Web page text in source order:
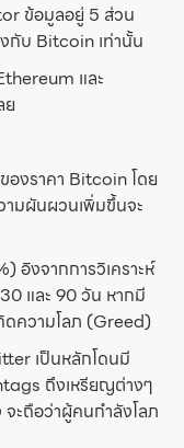
ข้อมูลอยู่ 5 ส่วน
กับ Bitcoin เท่านั้น
และ
ย
งราคา Bitcoin โดย
ามผันผวนเพิ่มขึ้นจะ
งจากการวิเคราะห์
และ 90 วัน หากมี
ความโลภ (Greed)
เป็นหลักโดนมี
ถึงเหรียญต่างๆ
ะถือว่าผู้คนกำลังโลภ